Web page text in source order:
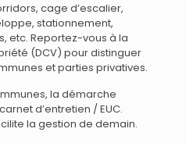
cage d’escalier,
stationnement,
etc. Reportez-vous à la
(DCV) pour distinguer
et parties privatives.
la démarche
d’entretien / EUC.
la gestion de demain.